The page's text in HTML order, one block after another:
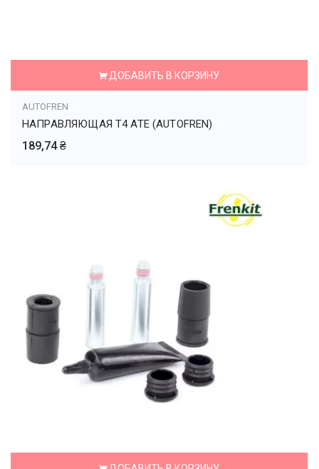
ДОБАВИТЬ В КОРЗИНУ
AUTOFREN
НАПРАВЛЯЮЩАЯ T4 ATE (AUTOFREN)
189,74 ₴